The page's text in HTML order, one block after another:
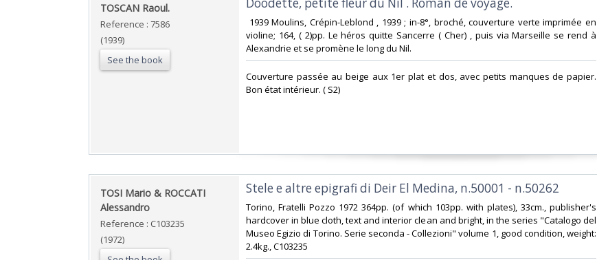
‎TOSCAN Raoul.‎
Reference : 7586
(1939)
See the book
‎Doodette, petite fleur du Nil . Roman de voyage. ‎
‎ 1939 Moulins, Crépin-Leblond , 1939 ; in-8°, broché, couverture verte imprimée en
violine; 164, ( 2)pp. Le héros quitte Sancerre ( Cher) , puis via Marseille se rend à
Alexandrie et se promène le long du Nil.‎
‎Couverture passée au beige aux 1er plat et dos, avec petits manques de papier.
Bon état intérieur. ( S2) ‎
‎TOSI Mario & ROCCATI
Alessandro‎
Reference : C103235
(1972)
‎Stele e altre epigrafi di Deir El Medina, n.50001 - n.50262‎
‎Torino, Fratelli Pozzo 1972 364pp. (of which 103pp. with plates), 33cm., publisher's
hardcover in blue cloth, text and interior clean and bright, in the series "Catalogo del
Museo Egizio di Torino. Serie seconda - Collezioni" volume 1, good condition, weight:
2.4kg., C103235‎